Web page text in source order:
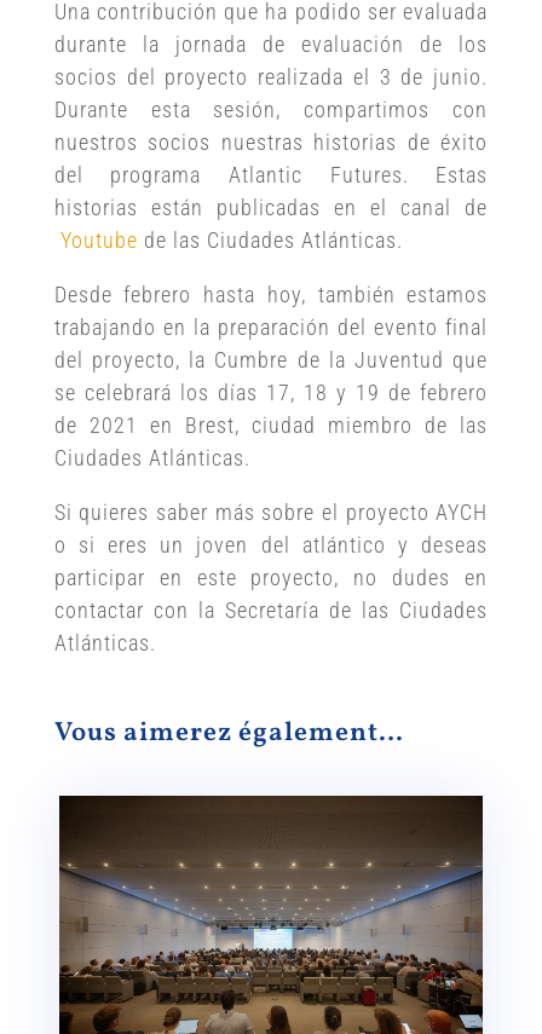
Una contribución que ha podido ser evaluada
durante la jornada de evaluación de los
socios del proyecto realizada el 3 de junio.
Durante esta sesión, compartimos con
nuestros socios nuestras historias de éxito
del programa Atlantic Futures. Estas
historias están publicadas en el canal de
Youtube de las Ciudades Atlánticas.
Desde febrero hasta hoy, también estamos
trabajando en la preparación del evento final
del proyecto, la Cumbre de la Juventud que
se celebrará los días 17, 18 y 19 de febrero
de 2021 en Brest, ciudad miembro de las
Ciudades Atlánticas.
Si quieres saber más sobre el proyecto AYCH
o si eres un joven del atlántico y deseas
participar en este proyecto, no dudes en
contactar con la Secretaría de las Ciudades
Atlánticas.
Vous aimerez également…